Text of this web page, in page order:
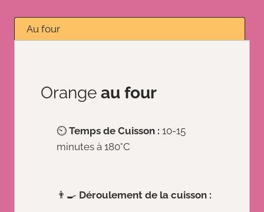
Au four
Orange au four
⏲️ Temps de Cuisson : 10-15
minutes à 180°C
👨‍🍳 Déroulement de la cuisson :